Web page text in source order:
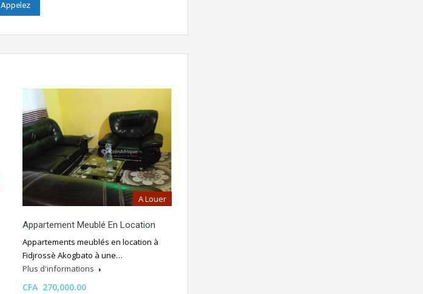
Appelez
A Louer
Appartement Meublé En Location
Appartements meublés en location à
Fidjrossè Akogbato à une…
Plus d'informations
CFA 270,000.00